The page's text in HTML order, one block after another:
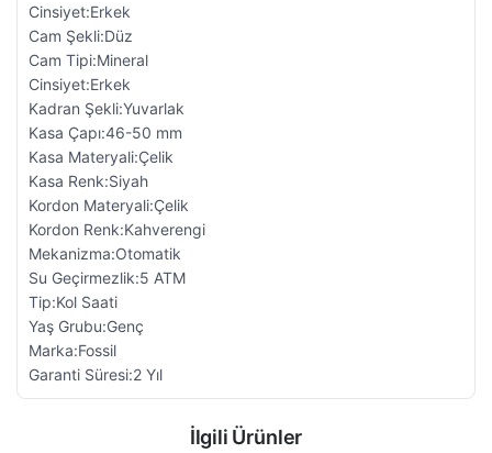
Cinsiyet:Erkek
Cam Şekli:Düz
Cam Tipi:Mineral
Cinsiyet:Erkek
Kadran Şekli:Yuvarlak
Kasa Çapı:46-50 mm
Kasa Materyali:Çelik
Kasa Renk:Siyah
Kordon Materyali:Çelik
Kordon Renk:Kahverengi
Mekanizma:Otomatik
Su Geçirmezlik:5 ATM
Tip:Kol Saati
Yaş Grubu:Genç
Marka:Fossil
Garanti Süresi:2 Yıl
İlgili Ürünler